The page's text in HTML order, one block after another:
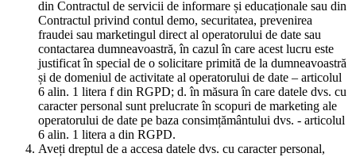
din Contractul de servicii de informare și educaționale sau din
Contractul privind contul demo, securitatea, prevenirea
fraudei sau marketingul direct al operatorului de date sau
contactarea dumneavoastră, în cazul în care acest lucru este
justificat în special de o solicitare primită de la dumneavoastră
și de domeniul de activitate al operatorului de date – articolul
6 alin. 1 litera f din RGPD; d. în măsura în care datele dvs. cu
caracter personal sunt prelucrate în scopuri de marketing ale
operatorului de date pe baza consimțământului dvs. - articolul
6 alin. 1 litera a din RGPD.
Aveți dreptul de a accesa datele dvs. cu caracter personal,